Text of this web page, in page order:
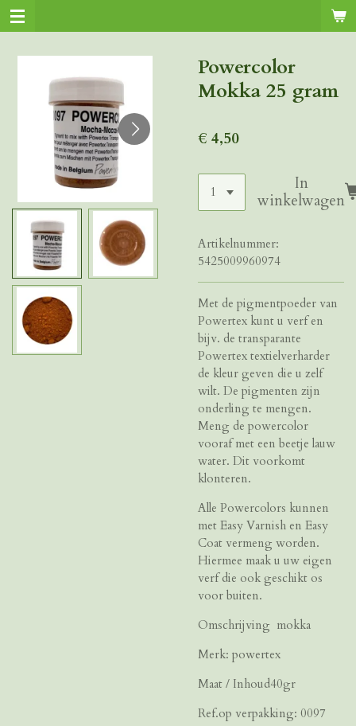
Ga
direct
hoofdinhoud
Powercolor
Mokka 25 gram
€ 4,50
In
winkelwagen
Artikelnummer:
5425009960974
Met de pigmentpoeder van
Powertex kunt u verf en
bijv. de transparante
Powertex textielverharder
de kleur geven die u zelf
wilt. De pigmenten zijn
onderling te mengen.
Meng de powercolor
vooraf met een beetje lauw
water. Dit voorkomt
klonteren.
Alle Powercolors kunnen
met Easy Varnish en Easy
Coat vermeng worden.
Hiermee maak u uw eigen
verf die ook geschikt os
voor buiten.
Omschrijving mokka
Merk: powertex
Maat / Inhoud40gr
Ref.op verpakking: 0097